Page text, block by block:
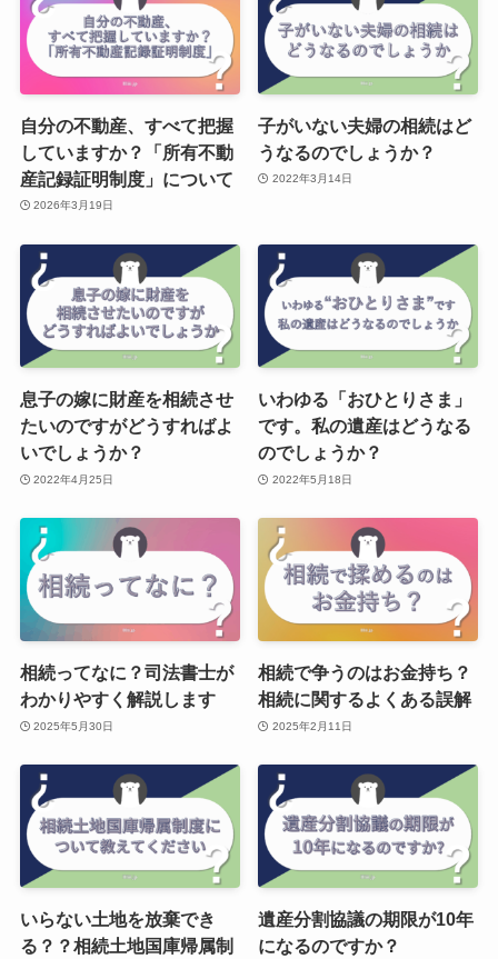
自分の不動産、すべて把握
していますか？「所有不動
産記録証明制度」について
2026年3月19日
子がいない夫婦の相続はど
うなるのでしょうか？
2022年3月14日
息子の嫁に財産を相続させ
たいのですがどうすればよ
いでしょうか？
2022年4月25日
いわゆる「おひとりさま」
です。私の遺産はどうなる
のでしょうか？
2022年5月18日
相続ってなに？司法書士が
わかりやすく解説します
2025年5月30日
相続で争うのはお金持ち？
相続に関するよくある誤解
2025年2月11日
いらない土地を放棄でき
る？？相続土地国庫帰属制
遺産分割協議の期限が10年
になるのですか？